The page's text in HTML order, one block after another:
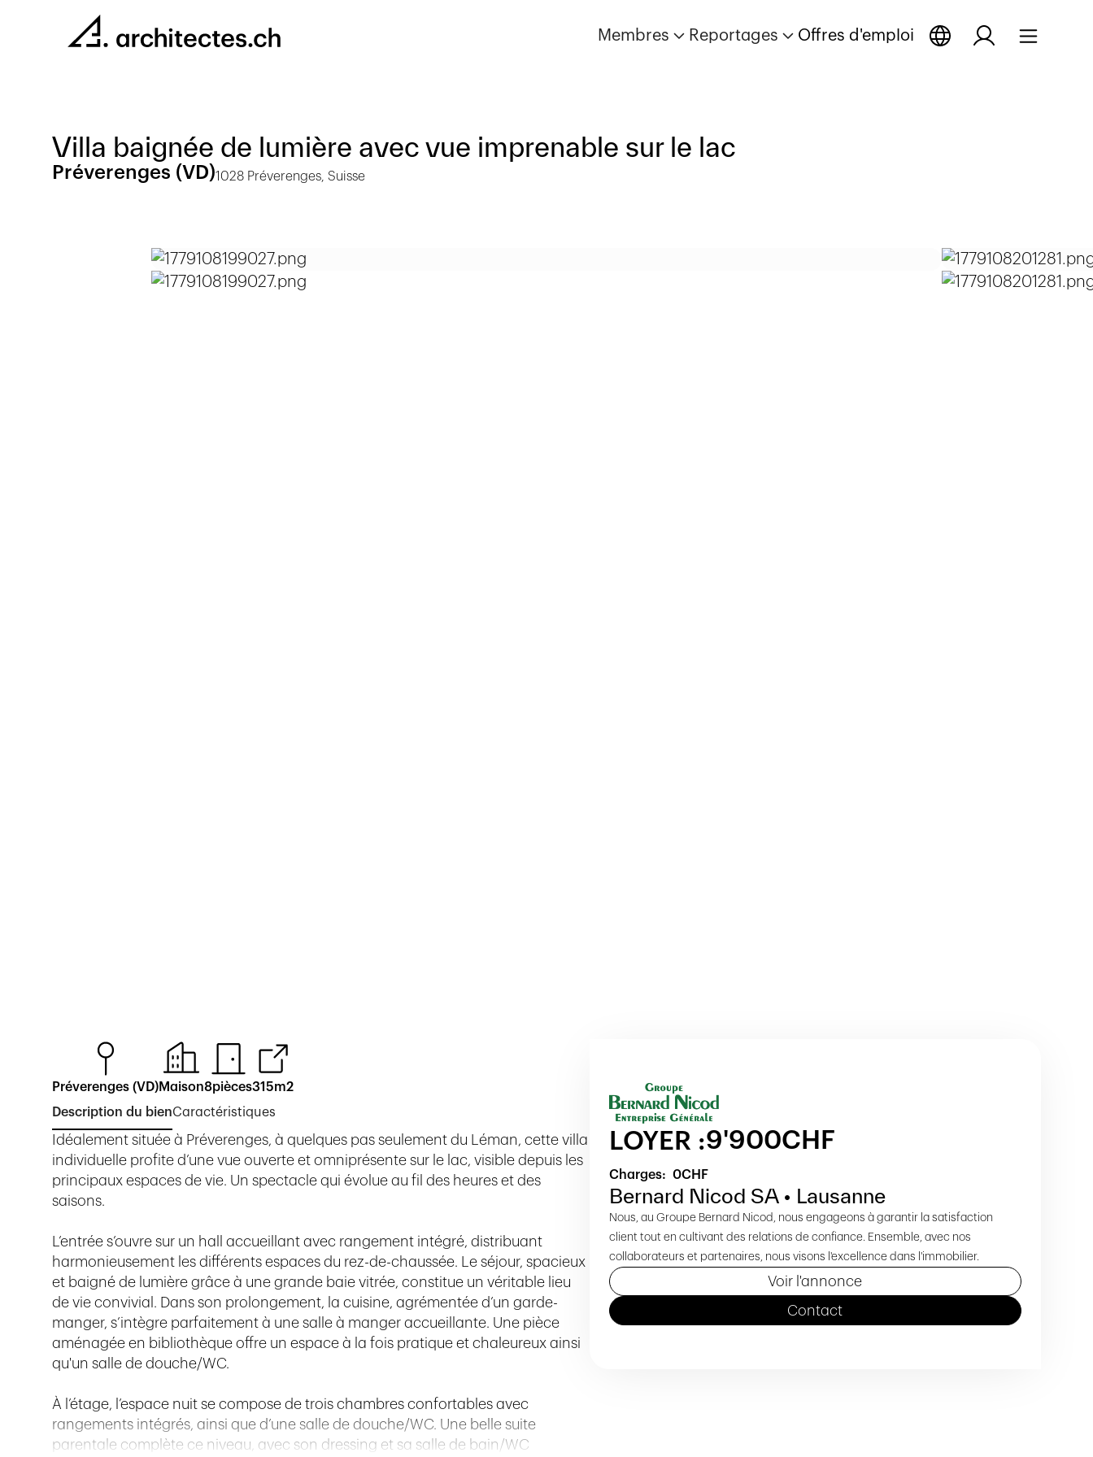
Membres Reportages Offres d'emploi
Villa baignée de lumière avec vue imprenable sur le lac
Préverenges (VD)1028 Préverenges, Suisse
Préverenges (VD)Maison8pièces315m2
Description du bienCaractéristiques
Idéalement située à Préverenges, à quelques pas seulement du Léman, cette villa
individuelle profite d’une vue ouverte et omniprésente sur le lac, visible depuis les
principaux espaces de vie. Un spectacle qui évolue au fil des heures et des
saisons.
L’entrée s’ouvre sur un hall accueillant avec rangement intégré, distribuant
harmonieusement les différents espaces du rez-de-chaussée. Le séjour, spacieux
et baigné de lumière grâce à une grande baie vitrée, constitue un véritable lieu
de vie convivial. Dans son prolongement, la cuisine, agrémentée d’un garde-
manger, s’intègre parfaitement à une salle à manger accueillante. Une pièce
aménagée en bibliothèque offre un espace à la fois pratique et chaleureux ainsi
qu'un salle de douche/WC.
À l’étage, l’espace nuit se compose de trois chambres confortables avec
rangements intégrés, ainsi que d’une salle de douche/WC. Une belle suite
parentale complète ce niveau, avec son dressing et sa salle de bain/WC
LOYER :9'900CHF
Charges: 0CHF
Bernard Nicod SA • Lausanne
Nous, au Groupe Bernard Nicod, nous engageons à garantir la satisfaction
client tout en cultivant des relations de confiance. Ensemble, avec nos
collaborateurs et partenaires, nous visons l'excellence dans l'immobilier.
Voir l'annonce
Contact